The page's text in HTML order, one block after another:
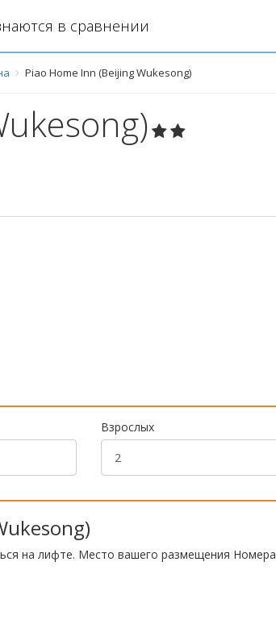
в сравнении
Piao Home Inn (Beijing Wukesong)
Взрослых
на лифте. Место вашего размещения Номера